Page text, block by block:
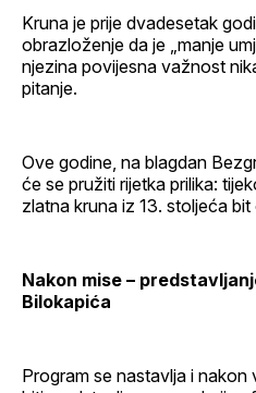
Kruna je prije dvadesetak
obrazloženje da je „manje
njezina povijesna važnost
pitanje.
Ove godine, na blagdan
će se pružiti rijetka prilika:
zlatna kruna iz 13. stoljeća
Nakon mise –
Bilokapića
Program se nastavlja i